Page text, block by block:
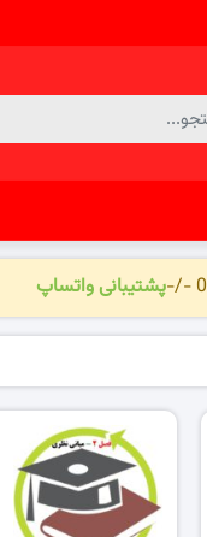
پشتیبانی واتساپ